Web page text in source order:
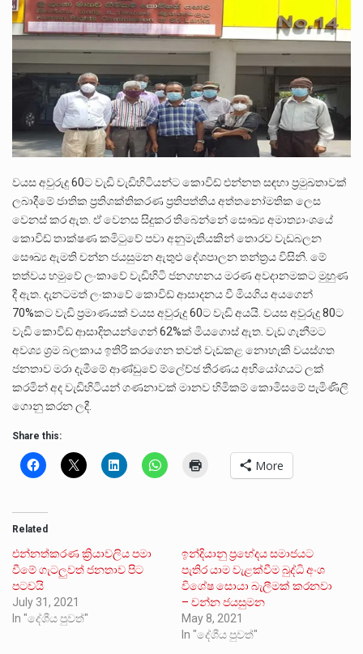
මේ, දන්නා හඳුනන ලියන්නකුගේ නන්නාඳුනන අඩවියක සැරිසරා ලද ආස්වාදනීය මොහොතක සිංහාවලෝකනයකි .කෙටි කවියක දිගු බර…
වත්මන් ආණ්ඩුවේ ප්‍රධාන පාර්ශවකරුවා වන ජනතා විමුක්ති පෙරමුණේ කාලයක පටන් තිබුණු ප්‍රධාන සටන් පාඨයක් වූවේ…
වයස අවුරුදු 60ට වැඩි වැඩිහිටියන්ට කොවිඩ් එන්නත සඳහා ප්‍රමුඛතාවක්
ලබාදීමේ ජාතික ප්‍රතිශක්තිකරණ ප්‍රතිපත්තිය අත්තනෝමතික ලෙස
වෙනස් කර ඇත. ඒ වෙනස සිදුකර තිබෙන්නේ සෞඛ්‍ය අමාත්‍යාංශයේ
කොවිඩ් තාක්ෂණ කමිටුවේ පවා අනුමැතියකින් තොරව වැඩබලන
සෞඛ්‍ය ඇමති චන්න ජයසුමන ඇතුළු දේශපාලන තන්ත්‍රය විසිනි. මේ
තත්වය හමුවේ ලංකාවේ වැඩිහිටි ජනගහනය මරණ අවදානමකට මුහුණ
දී ඇත. දැනටමත් ලංකාවේ කොවිඩ් ආසාදනය වී මියගිය අයගෙන්
70%කට වැඩි ප්‍රමාණයක් වයස අවුරුදු 60ට වැඩි අයයි. වයස අවුරුදු 80ට
වැඩි කොවිඩ් ආසාදිතයන්ගෙන් 62%ක් මියගොස් ඇත. වැඩ ගැනීමට
අවශ්‍ය ශ්‍රම බලකාය ඉතිරි කරගෙන තවත් වැඩකළ නොහැකි වයස්ගත
ජනතාව මරා දැමීමේ ආණ්ඩුවේ ම්ලේච්ඡ තීරණය අභියෝගයට ලක්
කරමින් අද වැඩිහිටියන් ගණනාවක් මානව හිමිකම් කොමිසමේ පැමිණිලි
ගොනු කරන ලදී.
Share this:
More
Related
එන්නත්කරණ ක්‍රියාවලිය පමා
වීමේ ගැටලුවත් ජනතාව පිට
පටවයි
July 31, 2021
In "දේශීය පුවත්"
ඉන්දියානු ප්‍රභේදය සමාජයට
පැතිර යාම වැළක්වීම බුද්ධි අංශ
විශේෂ සොයා බැලීමක් කරනවා
– චන්න ජයසුමන
May 8, 2021
In "දේශීය පුවත්"